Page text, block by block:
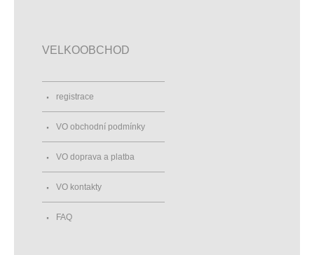
VELKOOBCHOD
registrace
VO obchodní podmínky
VO doprava a platba
VO kontakty
FAQ